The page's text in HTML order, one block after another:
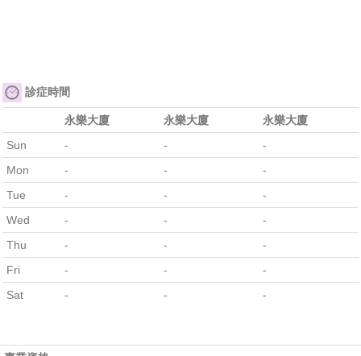
診症時間
永樂大廈 永樂大廈
永樂大廈
Sun
- -
-
Mon
- -
-
Tue
- -
-
Wed
- -
-
Thu
- -
-
Fri
- -
-
Sat
- - -